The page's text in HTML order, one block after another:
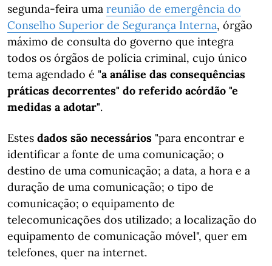
segunda-feira uma reunião de emergência do
Conselho Superior de Segurança Interna, órgão
máximo de consulta do governo que integra
todos os órgãos de polícia criminal, cujo único
tema agendado é "a análise das consequências
práticas decorrentes" do referido acórdão "e
medidas a adotar".
Estes dados são necessários "para encontrar e
identificar a fonte de uma comunicação; o
destino de uma comunicação; a data, a hora e a
duração de uma comunicação; o tipo de
comunicação; o equipamento de
telecomunicações dos utilizado; a localização do
equipamento de comunicação móvel", quer em
telefones, quer na internet.